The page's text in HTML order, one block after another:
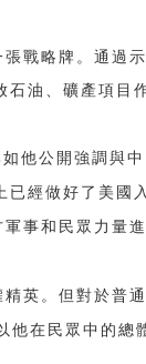
戰略牌。通過
油、礦產項目
如他公開強調與
經做好了美國
軍事和民眾力量
英。但對於普
他在民眾中的總